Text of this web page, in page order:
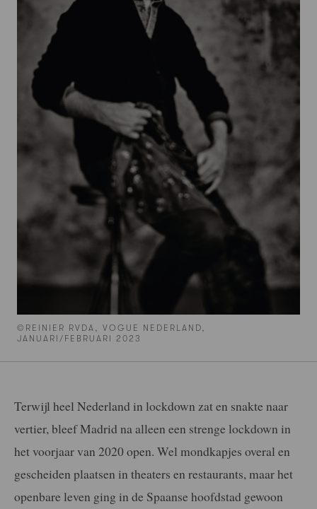
©REINIER RVDA, VOGUE NEDERLAND,
JANUARI/FEBRUARI 2023
Terwijl heel Nederland in lockdown zat en snakte naar
vertier, bleef Madrid na alleen een strenge lockdown in
het voorjaar van 2020 open. Wel mondkapjes overal en
gescheiden plaatsen in theaters en restaurants, maar het
openbare leven ging in de Spaanse hoofdstad gewoon